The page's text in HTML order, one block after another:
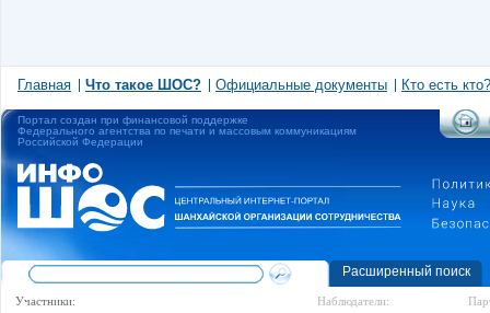
Главная Что такое ШОС? Официальные документы Кто есть кто?
Портал создан при финансовой поддержке
Федерального агентства по печати и массовым коммуникациям
Российской Федерации
Расширенный поиск
Участники: Наблюдатели: